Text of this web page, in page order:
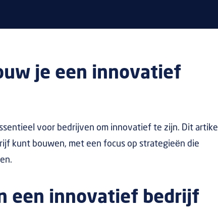
je een innovatief
voor bedrijven om innovatief te zijn. Dit artikel
kunt bouwen, met een focus op strategieën die
een innovatief bedrijf